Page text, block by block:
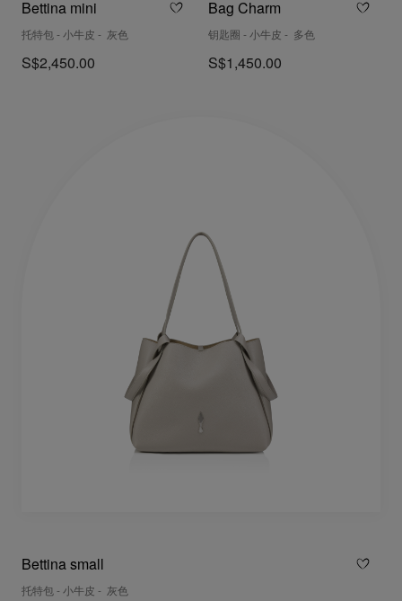
Bettina mini
托特包 - 小牛皮 - 灰色
S$2,450.00
Bag Charm
钥匙圈 - 小牛皮 - 多色
S$1,450.00
Bettina small
托特包 - 小牛皮 - 灰色